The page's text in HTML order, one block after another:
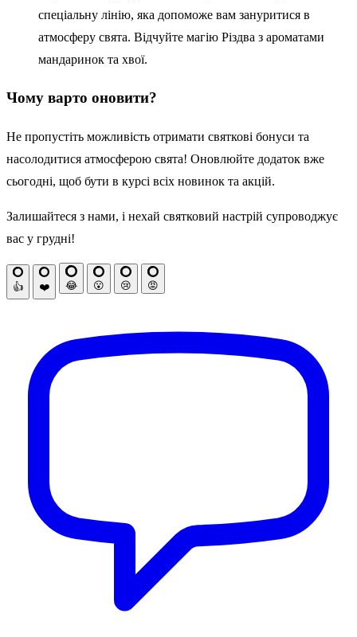
спеціальну лінію, яка допоможе вам зануритися в
атмосферу свята. Відчуйте магію Різдва з ароматами
мандаринок та хвої.
Чому варто оновити?
Не пропустіть можливість отримати святкові бонуси та
насолодитися атмосферою свята! Оновлюйте додаток вже
сьогодні, щоб бути в курсі всіх новинок та акцій.
Залишайтеся з нами, і нехай святковий настрій супроводжує
вас у грудні!
👍 ❤️ 😂 😮 😢 😡